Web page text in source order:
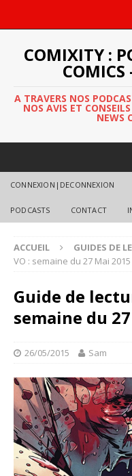
COMIXITY :
COMICS
A TRAVERS NOS
NOS AVIS ET
NEWS
CONNEXION|DECONNEXION
PODCASTS CONTACT
ACCUEIL GUIDES DE
VO : semaine du 27 Mai 2015
Guide de
semaine du
26/05/2015 Sam